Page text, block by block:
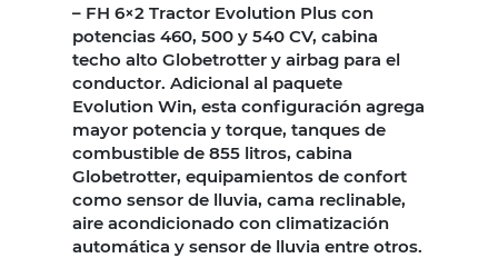
– FH 6×2 Tractor Evolution Plus con
potencias 460, 500 y 540 CV, cabina
techo alto Globetrotter y airbag para el
conductor. Adicional al paquete
Evolution Win, esta configuración agrega
mayor potencia y torque, tanques de
combustible de 855 litros, cabina
Globetrotter, equipamientos de confort
como sensor de lluvia, cama reclinable,
aire acondicionado con climatización
automática y sensor de lluvia entre otros.